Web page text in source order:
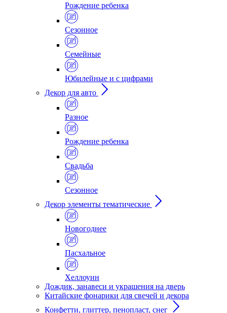
Рождение ребенка
Сезонное
Семейные
Юбилейные и с цифрами
Декор для авто
Разное
Рождение ребенка
Свадьба
Сезонное
Декор элементы тематические
Новогоднее
Пасхальное
Хеллоуин
Дождик, занавеси и украшения на дверь
Китайские фонарики для свечей и декора
Конфетти, глиттер, пенопласт, снег